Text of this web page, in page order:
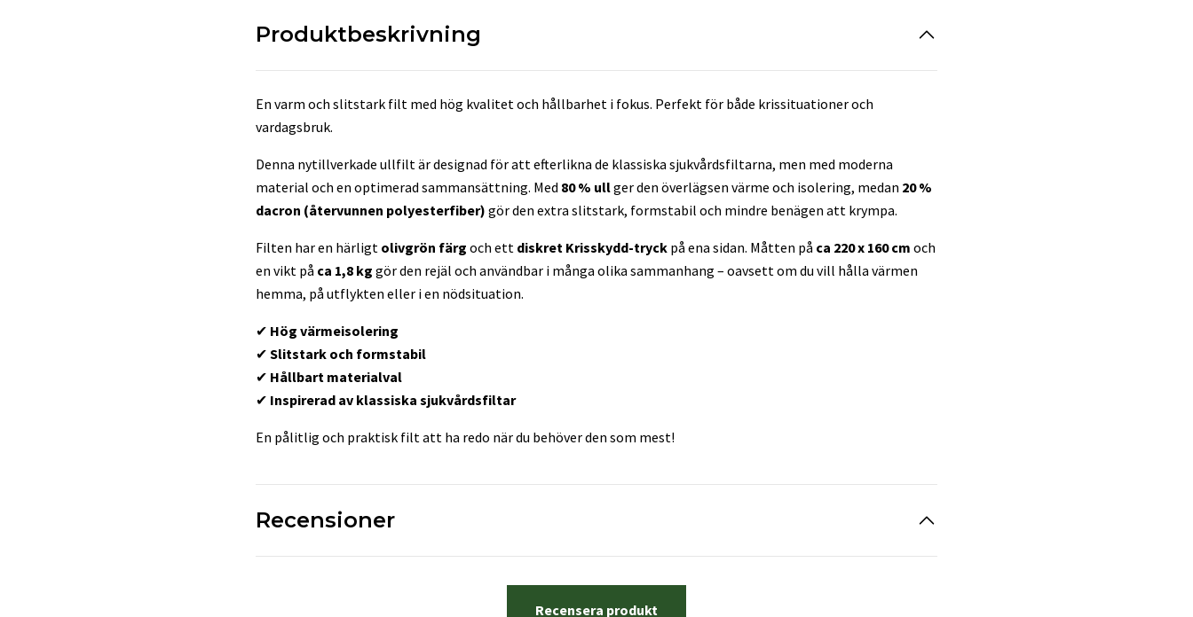
Produktbeskrivning
En varm och slitstark filt med hög kvalitet och hållbarhet i fokus. Perfekt för både krissituationer och
vardagsbruk.
Denna nytillverkade ullfilt är designad för att efterlikna de klassiska sjukvårdsfiltarna, men med moderna
material och en optimerad sammansättning. Med 80 % ullger den överlägsen värme och isolering, medan 20 %
dacron (återvunnen polyesterfiber) gör den extra slitstark, formstabil och mindre benägen att krympa.
Filten har en härligt olivgrön färg och ett diskret Krisskydd-tryck på ena sidan. Måtten på ca 220 x 160 cm och
en vikt på ca 1,8 kg gör den rejäl och användbar i många olika sammanhang – oavsett om du vill hålla värmen
hemma, på utflykten eller i en nödsituation.
✔ Hög värmeisolering
✔ Slitstark och formstabil
✔ Hållbart materialval
✔ Inspirerad av klassiska sjukvårdsfiltar
En pålitlig och praktisk filt att ha redo när du behöver den som mest!
Recensioner
Recensera produkt